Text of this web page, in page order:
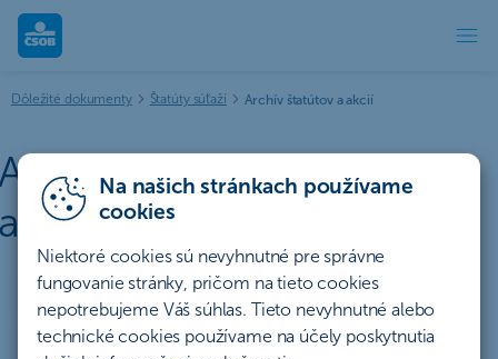
Na našich stránkach používame
cookies
Niektoré cookies sú nevyhnutné pre správne
fungovanie stránky, pričom na tieto cookies
nepotrebujeme Váš súhlas. Tieto nevyhnutné alebo
technické cookies používame na účely poskytnutia
Archív štatútov a akcií | ČSOB
Dôležité dokumenty Štatúty súťaží Archív štatútov a akcií
štatútov súťaží a
Účty a platby Úvery a lízing
Sporenie a investovanie Poistenie Hypotéky